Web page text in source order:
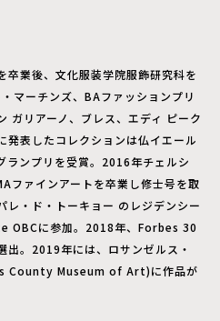
卒業後、文化服装学院服飾研究科を
マーチンズ、BAファッションプリ
ガリアーノ、ブレス、エディ ピーク
発表したコレクションは仏イエール
ランプリを受賞。2016年チェルシ
ファインアートを卒業し修士号を取
レ・ド・トーキョー のレジデンシー
OBCに参加。2018年、Forbes 30
。2019年には、ロサンゼルス・
County Museum of Art)に作品が